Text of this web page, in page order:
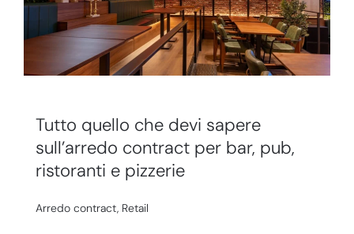
Tutto quello che devi sapere
sull’arredo contract per bar, pub,
ristoranti e pizzerie
Arredo contract, Retail